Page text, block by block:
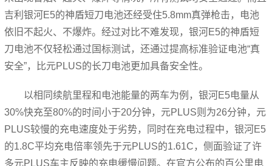
吉利银河E5的神盾短刀电池还经受住5.8mm真弹枪击，电池
依旧不起火、不爆炸。经过对比不难发现，银河E5的神盾短
刀电池不仅轻松通过国标测试，还通过提高标准验证电池“真
安全”，比元PLUS的长刀电池更加具备安全性。
以相同续航里程和电池能量的两车为例，银河E5电量从
30%快充至80%的时间小于20分钟，元PLUS则为26分钟，元
PLUS较慢的充电速度处于劣势，同时在充电过程中，银河E5
的1.8C平均充电倍率领先于元PLUS的1.61C，侧面验证了许
多元PLUS车主反映的充电缓慢问题。在官方公布的百公里电